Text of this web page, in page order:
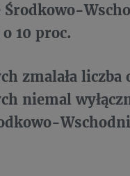
10 proc.
zmalała liczba
niemal